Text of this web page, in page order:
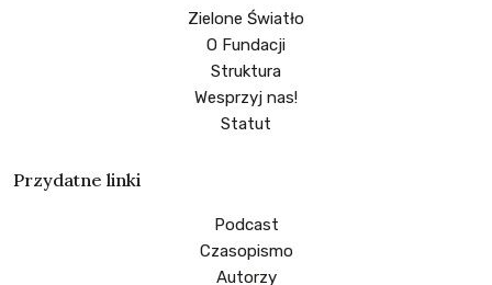
Zielone Światło
O Fundacji
Struktura
Wesprzyj nas!
Statut
Przydatne linki
Podcast
Czasopismo
Autorzy